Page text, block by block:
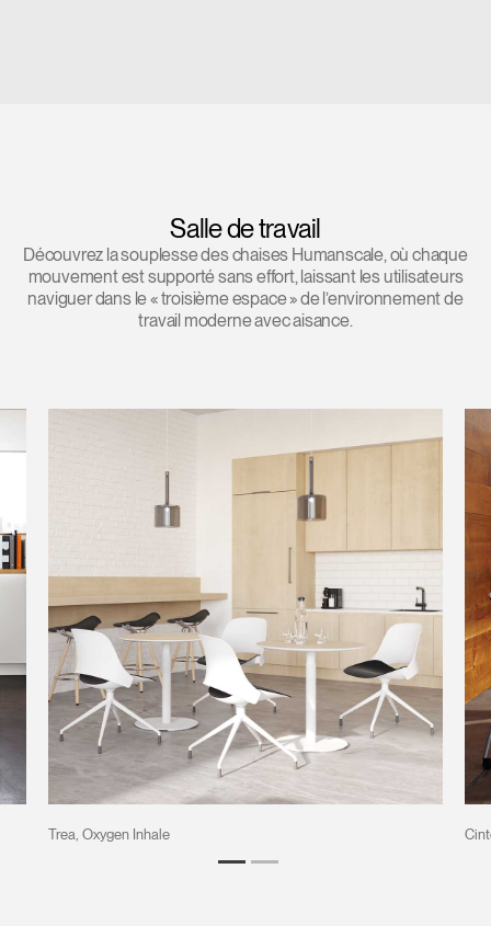
Salle de travail
Découvrez la souplesse des chaises Humanscale, où chaque
mouvement est supporté sans effort, laissant les utilisateurs
naviguer dans le « troisième espace » de l’environnement de
travail moderne avec aisance.
Trea, Oxygen Inhale